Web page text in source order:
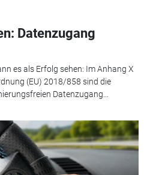
Datenzugang
es als Erfolg sehen: Im Anhang X
(EU) 2018/858 sind die
Datenzugang...